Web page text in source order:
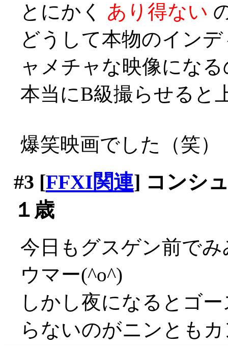
とにかく あり得ない
どうして本物のイン
ャメチャな映像にな
本当にB級撮らせると
爆笑映画でした（笑）
#3 [FFXI関連] コンシ
１歳
今日もグスゲン前で
ウマー(^o^)
しかし夜になるとゴ
らないのがニンとも